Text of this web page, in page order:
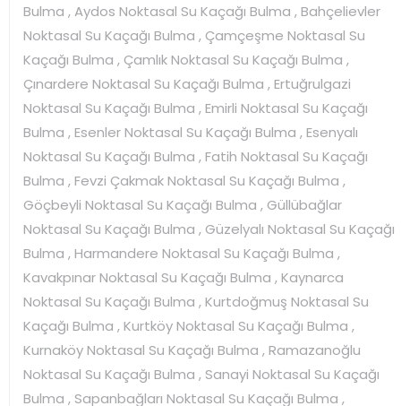
Bulma , Aydos Noktasal Su Kaçağı Bulma , Bahçelievler
Noktasal Su Kaçağı Bulma , Çamçeşme Noktasal Su
Kaçağı Bulma , Çamlık Noktasal Su Kaçağı Bulma ,
Çınardere Noktasal Su Kaçağı Bulma , Ertuğrulgazi
Noktasal Su Kaçağı Bulma , Emirli Noktasal Su Kaçağı
Bulma , Esenler Noktasal Su Kaçağı Bulma , Esenyalı
Noktasal Su Kaçağı Bulma , Fatih Noktasal Su Kaçağı
Bulma , Fevzi Çakmak Noktasal Su Kaçağı Bulma ,
Göçbeyli Noktasal Su Kaçağı Bulma , Güllübağlar
Noktasal Su Kaçağı Bulma , Güzelyalı Noktasal Su Kaçağı
Bulma , Harmandere Noktasal Su Kaçağı Bulma ,
Kavakpınar Noktasal Su Kaçağı Bulma , Kaynarca
Noktasal Su Kaçağı Bulma , Kurtdoğmuş Noktasal Su
Kaçağı Bulma , Kurtköy Noktasal Su Kaçağı Bulma ,
Kurnaköy Noktasal Su Kaçağı Bulma , Ramazanoğlu
Noktasal Su Kaçağı Bulma , Sanayi Noktasal Su Kaçağı
Bulma , Sapanbağları Noktasal Su Kaçağı Bulma ,